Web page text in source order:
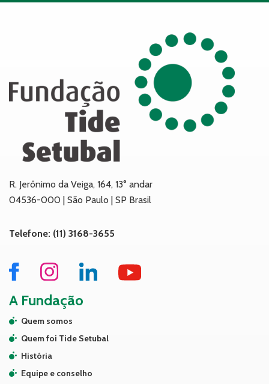
R. Jerônimo da Veiga, 164, 13° andar
04536-000 | São Paulo | SP Brasil
Telefone: (11) 3168-3655
A Fundação
Quem somos
Quem foi Tide Setubal
História
Equipe e conselho